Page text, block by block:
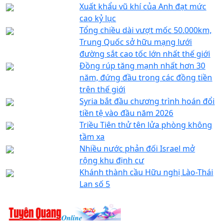
Xuất khẩu vũ khí của Anh đạt mức
cao kỷ lục
Tổng chiều dài vượt mốc 50.000km,
Trung Quốc sở hữu mạng lưới
đường sắt cao tốc lớn nhất thế giới
Đồng rúp tăng mạnh nhất hơn 30
năm, đứng đầu trong các đồng tiền
trên thế giới
Syria bắt đầu chương trình hoán đổi
tiền tệ vào đầu năm 2026
Triều Tiên thử tên lửa phòng không
tầm xa
Nhiều nước phản đối Israel mở
rộng khu định cư
Khánh thành cầu Hữu nghị Lào-Thái
Lan số 5